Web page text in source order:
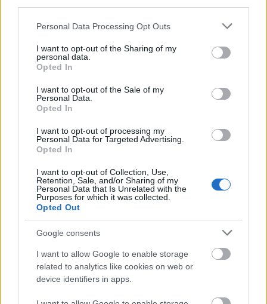
Please note that this website/app uses one or more Google
not limited to your visit or usage behaviour. You may click to
grant or deny consent to Google and its third-party tags to
use your data for below specified purposes in below Google
consent section.
Personal Data Processing Opt Outs
I want to opt-out of the Sharing of my
personal data.
Opted In
I want to opt-out of the Sale of my
Personal Data.
Opted In
I want to opt-out of processing my
Personal Data for Targeted Advertising.
Opted In
I want to opt-out of Collection, Use,
Retention, Sale, and/or Sharing of my
Personal Data that Is Unrelated with the
Purposes for which it was collected.
Opted Out
Google consents
I want to allow Google to enable storage
related to analytics like cookies on web or
device identifiers in apps.
Gramatyka
rzeczownik rodzaj męskorzeczowy
formy w tabelce:
formy alfabetycznie:
ząb; zęba; zębach; zębami; zębem; zębie; zębom;
ZGŁOŚ POPRAWKĘ
Pozostały wątpliwości? Brakuje czegoś w haśle?
Zobacz, co zyskują abonenci Dobrego słownika.